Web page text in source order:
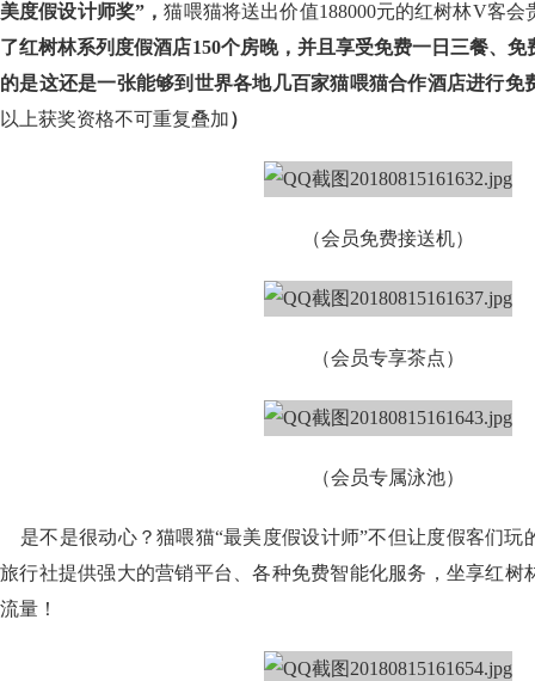
美度假设计师奖”，猫喂猫将送出价值188000元的红树林V客会
了红树林系列度假酒店150个房晚，并且享受免费一日三餐、
的是这还是一张能够到世界各地几百家猫喂猫合作酒店进行免
以上获奖资格不可重复叠加）
（会员免费接送机）
（会员专享茶点）
（会员专属泳池）
是不是很动心？猫喂猫“最美度假设计师”不但让度假客们玩
旅行社提供强大的营销平台、各种免费智能化服务，坐享红树
流量！